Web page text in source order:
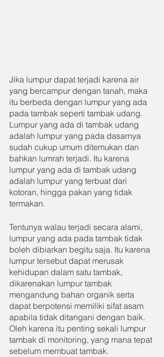
Jika lumpur dapat terjadi karena air
yang bercampur dengan tanah, maka
itu berbeda dengan lumpur yang ada
pada tambak seperti tambak udang.
Lumpur yang ada di tambak udang
adalah lumpur yang pada dasarnya
sudah cukup umum ditemukan dan
bahkan lumrah terjadi. Itu karena
lumpur yang ada di tambak udang
adalah lumpur yang terbuat dari
kotoran, hingga pakan yang tidak
termakan.
Tentunya walau terjadi secara alami,
lumpur yang ada pada tambak tidak
boleh dibiarkan begitu saja. Itu karena
lumpur tersebut dapat merusak
kehidupan dalam satu tambak,
dikarenakan lumpur tambak
mengandung bahan organik serta
dapat berpotensi memiliki sifat asam
apabila tidak ditangani dengan baik.
Oleh karena itu penting sekali lumpur
tambak di monitoring, yang mana tepat
sebelum membuat tambak.